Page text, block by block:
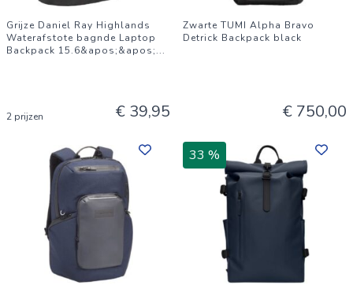
Grijze Daniel Ray Highlands
Waterafstote bagnde Laptop
Backpack 15.6&apos;&apos;...
2 prijzen € 39,95
Zwarte TUMI Alpha Bravo
Detrick Backpack black
€ 750,00
33 %